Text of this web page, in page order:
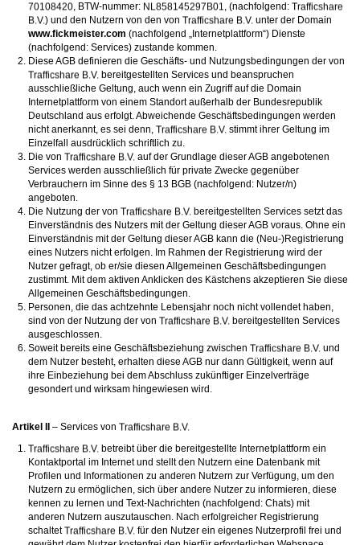
oder finanzielle Angaben zu machen? Beenden Sie dann unverzüglich
die Kommunikation mit dieser Person. Bedenken Sie, dass Menschen in
der Lage sind, sich solche Angaben auf listige Weise von Ihnen zu
erschleichen. Kommunizieren Sie daher über diese Website immer
aufmerksam und vorsichtig.
behält sich das Recht vor, selbst Profile auf dieser Website zu
erstellen und darüber Nachrichten an Sie als Nutzer zu senden. Mit Ihrer Nutzung
dieser Website verstehen und akzeptieren Sie, dass einige der Profile auf dieser
Website fingiert sind. Diese fingierten Profile dienen lediglich dem Austausch von
Nachrichten; physische Vereinbarungen mit Personen hinter fingierten Profilen sind
folglich nicht möglich.
Verhindern Sie, dass Ihre minderjährigen Kinder mit erotischen oder für Minderjährige
anderweitig ungeeigneten Netzinhalten in Berührung kommen. Dafür einige Tips:
Installieren Sie ein Jugendschutzprogramm auf Ihrem Gerät. Beispielsweise
CyberPatroloderSafety Surf . Diese Programme blockieren den Zugang zu
bestimmten Websites und Netzinhalten. Oft blockieren diese Programme
standardmäßig eine große Anzahl von Websites, von denen angenommen wird,
dass sie sich für Minderjährige nicht eignen. Über Updates können neue Websites
hinzugefügt werden.
Wenden Sie sich an Ihren Internetprovider. Es gibt Internetprovider, die einen Filter
für bestimmte Netzinhalte anbieten. Erkundigen Sie sich bei Ihrem Internetprovider
danach.
Kontrollieren Sie Ihren Internetbrowser. Machen Sie sich mit der Funktion Ihres
Internetbrowsers vertraut, so dass Sie nachsehen können, welche Websites von
Ihren minderjährigen Kindern besucht wurden. Sprechen Sie Ihre minderjährigen
Kinder auf den Besuch unerwünschter Websites an und vermitteln Sie ihnen, dass
bestimmte Websites nicht für sie geeignet sind. Außerdem können Sie anhand des
Verlaufs das Interesse Ihres Kindes beurteilen und sich obiger Tips bedienen.
Sprechen Sie mit Ihren Kindern. Vermitteln Sie Ihren minderjährigen Kindern, dass
sie Fremden, z. B. auf einer Chat-Website, nie persönliche Angaben machen sollen.
Bringen Sie ihnen auch bei, dass viele Menschen im Internet ihre wahre Identität
verbergen und mit einer Kontaktaufnahme durchaus böswillige Absichten
einhergehen können. Sagen Sie Ihren Kindern auch, dass sie sich nicht mit
unbekannten anderen Minderjährigen, die sie im Netz getroffen haben, verabreden
sollen, ohne sich zuvor mit Ihnen beraten zu haben. Ferner empfiehlt es sich, Ihr
Inhalte oder solche, die ihm Unbehagen verursachen, stößt.
Datenschutzrichtliniensowie dieAllgemeinen Geschäftsbedingungenvon Google.
Auf die Nutzung dieser Website finden dieAllgemeinen Geschäftsbedingungen
dieDatenschutzerklärungvon
Anwendung. Mit Ihrem Klick auf
„Einverstanden und weiter“ willigen Sie in dieDatenschutzerklärungein. Wenn Sie
sich auf der Website registrieren, willigen Sie zudem in die
Allgemeinen
Geschäftsbedingungenein.
, BTW-nummer:
, (nachfolgend:
) und den Nutzern von den von
unter der Domain
www.fickmeister.com (nachfolgend „Internetplattform“) Dienste
(nachfolgend: Services) zustande kommen.
Diese AGB definieren die Geschäfts- und Nutzungsbedingungen der von
bereitgestellten Services und beanspruchen
ausschließliche Geltung, auch wenn ein Zugriff auf die Domain
Internetplattform von einem Standort außerhalb der Bundesrepublik
Deutschland aus erfolgt. Abweichende Geschäftsbedingungen werden
nicht anerkannt, es sei denn,
stimmt ihrer Geltung im
Einzelfall ausdrücklich schriftlich zu.
Die von
auf der Grundlage dieser AGB angebotenen
Services werden ausschließlich für private Zwecke gegenüber
Verbrauchern im Sinne des § 13 BGB (nachfolgend: Nutzer/n)
angeboten.
Die Nutzung der von
bereitgestellten Services setzt das
Einverständnis des Nutzers mit der Geltung dieser AGB voraus. Ohne ein
Einverständnis mit der Geltung dieser AGB kann die (Neu-)Registrierung
eines Nutzers nicht erfolgen. Im Rahmen der Registrierung wird der
Nutzer gefragt, ob er/sie diesen Allgemeinen Geschäftsbedingungen
zustimmt. Mit dem aktiven Anklicken des Kästchens akzeptieren Sie diese
Allgemeinen Geschäftsbedingungen.
Personen, die das achtzehnte Lebensjahr noch nicht vollendet haben,
sind von der Nutzung der von
bereitgestellten Services
ausgeschlossen.
Soweit bereits eine Geschäftsbeziehung zwischen
und
dem Nutzer besteht, erhalten diese AGB nur dann Gültigkeit, wenn auf
ihre Einbeziehung bei dem Abschluss zukünftiger Einzelverträge
gesondert und wirksam hingewiesen wird.
Artikel II – Services von
betreibt über die bereitgestellte Internetplattform ein
Kontaktportal im Internet und stellt den Nutzern eine Datenbank mit
Profilen und Informationen zu anderen Nutzern zur Verfügung, um den
Nutzern zu ermöglichen, sich über andere Nutzer zu informieren, diese
kennen zu lernen und Text-Nachrichten (nachfolgend: Chats) mit
anderen Nutzern auszutauschen. Nach erfolgreicher Registrierung
schaltet
für den Nutzer ein eigenes Nutzerprofil frei und